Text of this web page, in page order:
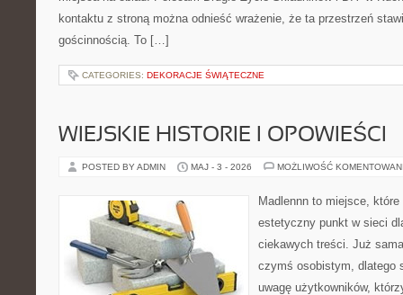
kontaktu z stroną można odnieść wrażenie, że ta przestrzeń
gościnnością. To […]
CATEGORIES: DEKORACJE ŚWIĄTECZNE
WIEJSKIE HISTORIE I OPOWIEŚCI
POSTED BY ADMIN MAJ - 3 - 2026 MOŻLIWOŚĆ
Madlennn to miejsce,
estetyczny punkt w sieci
ciekawych treści. Już
czymś osobistym, dlatego
uwagę użytkowników,